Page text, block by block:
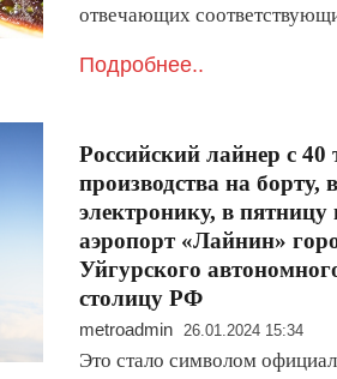
отвечающих
Подробнее..
Российский лайнер с 40
производства на
электронику, в
аэропорт «Лайнин»
Уйгурского
столицу РФ
metroadmin 26.01.2024 15:34
Это стало символом